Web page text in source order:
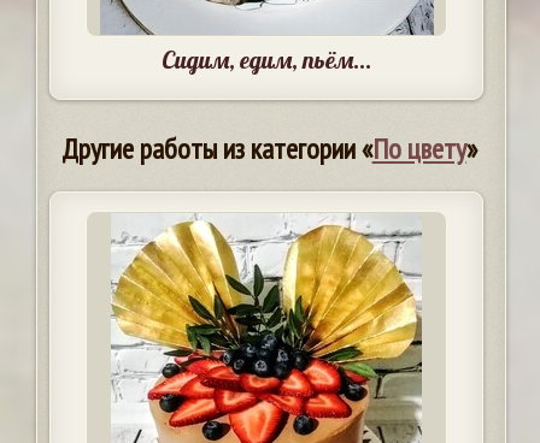
Сидим, едим, пьём...
Другие работы из категории «По цвету»